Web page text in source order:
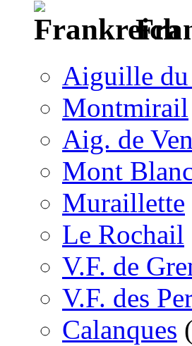
Aiguille
Montmirail
Aig. de
Mont
Muraillette
Le Rochail
V.F. de
V.F. des
Calanques